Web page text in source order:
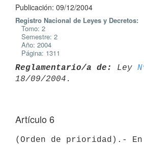
Publicación: 09/12/2004
Registro Nacional de Leyes y Decretos:
Tomo: 2
Semestre: 2
Año: 2004
Página: 1311
Reglamentario/a de: Ley
Artículo 6
(Orden de prioridad).-